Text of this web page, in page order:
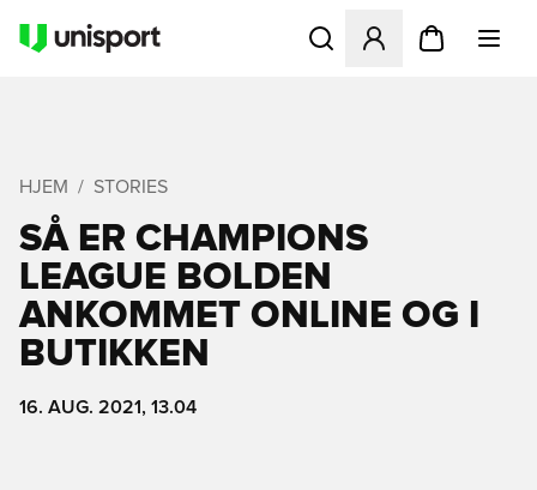
Åbner en Modal til at
HJEM STORIES
SÅ ER CHAMPIONS
LEAGUE BOLDEN
ANKOMMET ONLINE OG I
BUTIKKEN
16. AUG. 2021, 13.04